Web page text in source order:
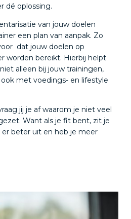
dé oplossing.
van jouw doelen
een plan van aanpak. Zo
dat jouw doelen op
worden bereikt. Hierbij helpt
alleen bij jouw trainingen,
met voedings- en lifestyle
jij je af waarom je niet veel
Want als je fit bent, zit je
er beter uit en heb je meer